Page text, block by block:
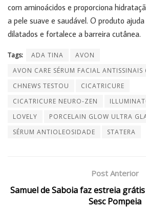
com aminoácidos e proporciona
a pele suave e saudável. O produto
dilatados e fortalece a barreira cutânea.
Tags: ADA TINA
AVON
AVON CARE SÉRUM FACIAL ANTISSINAIS
CHNEWS TESTOU
CICATRICURE
CICATRICURE NEURO-ZEN
LOVELY
PORCELAIN GLOW ULTRA
SÉRUM ANTIOLEOSIDADE
STATERA
Post Anterior
Samuel de Saboia faz estreia
Sesc Pompeia